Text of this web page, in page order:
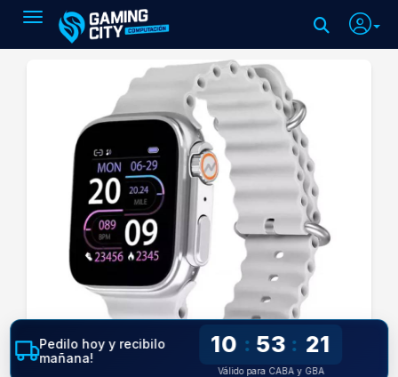
Toggle navigation
Pedilo hoy y recibilo
mañana!
10 : 53 : 21
Válido para CABA y GBA